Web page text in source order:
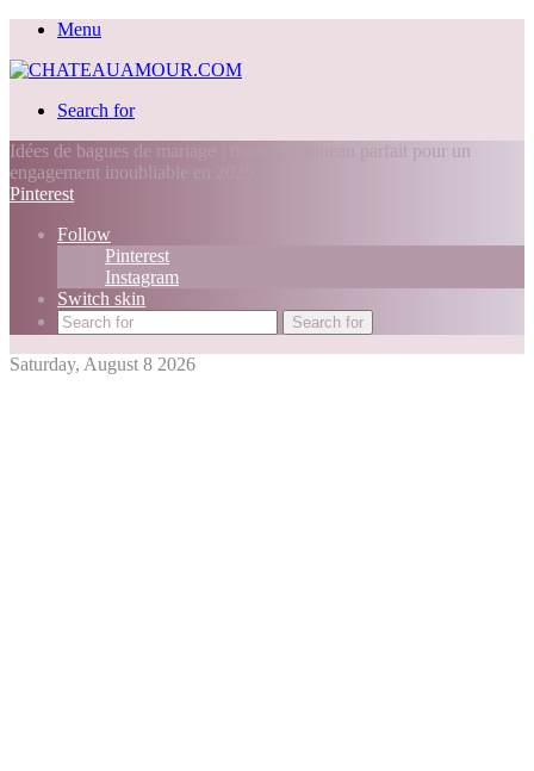
Menu
Search for
Idées de bagues de mariage : trouvez l’anneau parfait pour un
engagement inoubliable en 2025.
Pinterest
Follow
Pinterest
Instagram
Switch skin
Search for
Saturday, August 8 2026